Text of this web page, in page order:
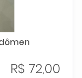
R$ 72,00